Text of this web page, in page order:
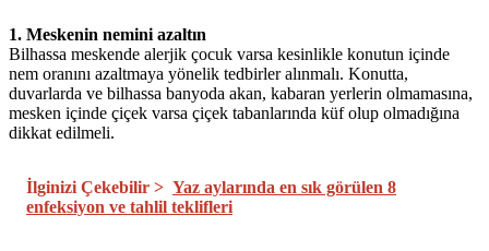
1. Meskenin nemini azaltın
Bilhassa meskende alerjik çocuk varsa kesinlikle konutun içinde
nem oranını azaltmaya yönelik tedbirler alınmalı. Konutta,
duvarlarda ve bilhassa banyoda akan, kabaran yerlerin olmamasına,
mesken içinde çiçek varsa çiçek tabanlarında küf olup olmadığına
dikkat edilmeli.
İlginizi Çekebilir > Yaz aylarında en sık görülen 8
enfeksiyon ve tahlil teklifleri